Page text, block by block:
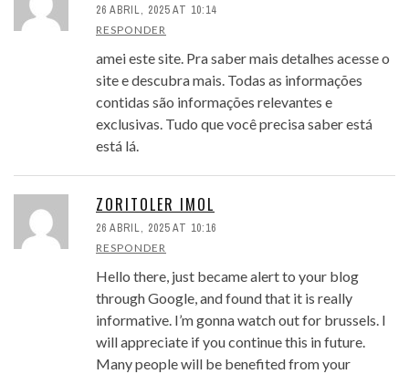
26 ABRIL, 2025 AT 10:14
RESPONDER
amei este site. Pra saber mais detalhes acesse o
site e descubra mais. Todas as informações
contidas são informações relevantes e
exclusivas. Tudo que você precisa saber está
está lá.
ZORITOLER IMOL
26 ABRIL, 2025 AT 10:16
RESPONDER
Hello there, just became alert to your blog
through Google, and found that it is really
informative. I’m gonna watch out for brussels. I
will appreciate if you continue this in future.
Many people will be benefited from your